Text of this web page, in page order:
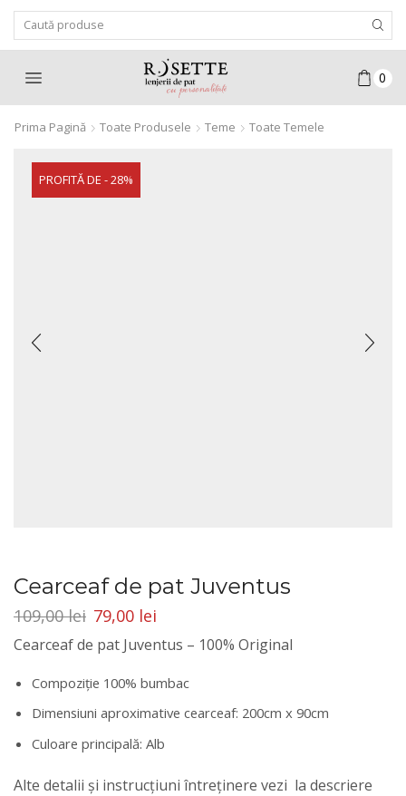
Input
0
Prima Pagină Toate Produsele Teme Toate Temele
PROFITĂ DE - 28%
Cearceaf de pat Juventus
109,00lei 79,00 lei
Cearceaf de pat Juventus – 100% Original
Compoziţie 100% bumbac
Dimensiuni aproximative cearceaf: 200cm x 90cm
Culoare principală: Alb
Alte detalii și instrucțiuni întreținere vezi la descriere